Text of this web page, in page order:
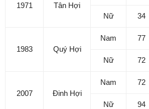
1971 Tân Hợi
Nữ 34
1983 Quý Hợi
Nam 77
Nữ 72
2007 Đinh Hợi
Nam 72
Nữ 94